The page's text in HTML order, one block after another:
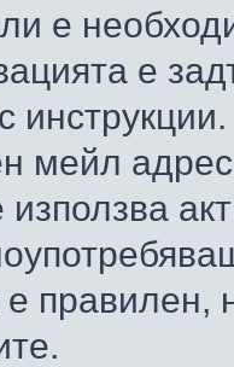
е
е
мейл
използва
правилен,